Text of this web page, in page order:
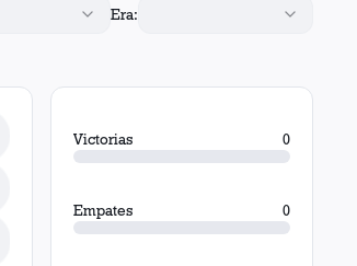
Era:
Victorias 0
Empates 0